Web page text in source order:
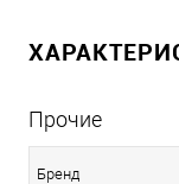
Прочие
Бренд